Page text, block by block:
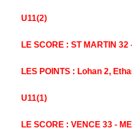
U11(2)
LE SCORE : ST MARTIN 32
LES POINTS : Lohan 2,
U11(1)
LE SCORE : VENCE 33 -